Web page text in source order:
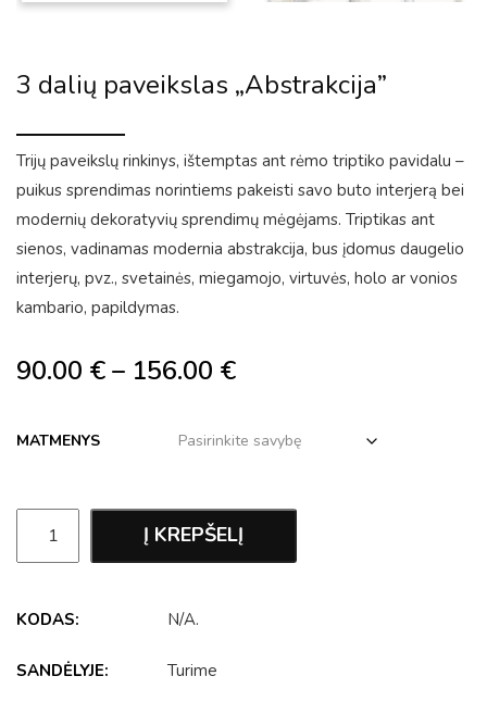
3 dalių paveikslas „Abstrakcija”
Trijų paveikslų rinkinys, ištemptas ant rėmo triptiko pavidalu –
puikus sprendimas norintiems pakeisti savo buto interjerą bei
modernių dekoratyvių sprendimų mėgėjams. Triptikas ant
sienos, vadinamas modernia abstrakcija, bus įdomus daugelio
interjerų, pvz., svetainės, miegamojo, virtuvės, holo ar vonios
kambario, papildymas.
90.00 €– 156.00 €
MATMENYS
Į KREPŠELĮ
KODAS: N/A.
SANDĖLYJE: Turime